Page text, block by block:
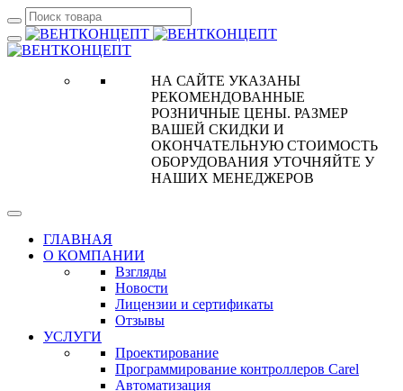
НА САЙТЕ УКАЗАНЫ
РЕКОМЕНДОВАННЫЕ
РОЗНИЧНЫЕ ЦЕНЫ. РАЗМЕР
ВАШЕЙ СКИДКИ И
ОКОНЧАТЕЛЬНУЮ СТОИМОСТЬ
ОБОРУДОВАНИЯ УТОЧНЯЙТЕ У
НАШИХ МЕНЕДЖЕРОВ
ГЛАВНАЯ
О КОМПАНИИ
Взгляды
Новости
Лицензии и сертификаты
Отзывы
УСЛУГИ
Проектирование
Программирование контроллеров Carel
Автоматизация